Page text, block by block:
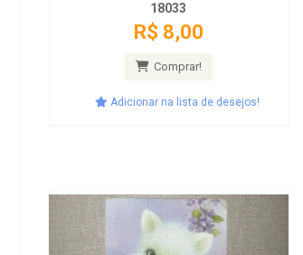
18033
R$ 8,00
Comprar!
Adicionar na lista de desejos!